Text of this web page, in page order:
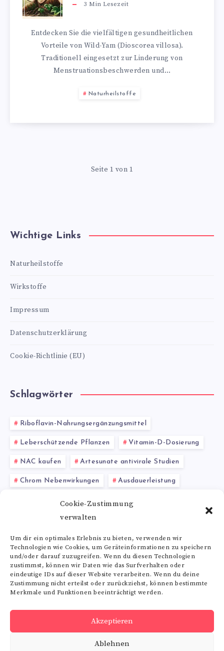
Cookie-Zustimmung
verwalten
Um dir ein optimales Erlebnis zu bieten, verwenden wir
Technologien wie Cookies, um Geräteinformationen zu speichern
und/oder darauf zuzugreifen. Wenn du diesen Technologien
zustimmst, können wir Daten wie das Surfverhalten oder
eindeutige IDs auf dieser Website verarbeiten. Wenn du deine
Zustimmung nicht erteilst oder zurückziehst, können bestimmte
Merkmale und Funktionen beeinträchtigt werden.
Akzeptieren
Ablehnen
3 Min Lesezeit
Entdecken Sie die vielfältigen gesundheitlichen
Vorteile von Wild-Yam (Dioscorea villosa).
Traditionell eingesetzt zur Linderung von
Menstruationsbeschwerden und…
Naturheilstoffe
Seite 1 von 1
Wichtige Links
Naturheilstoffe
Wirkstoffe
Impressum
Datenschutzerklärung
Cookie-Richtlinie (EU)
Schlagwörter
Riboflavin-Nahrungsergänzungsmittel
Leberschützende Pflanzen Vitamin-D-Dosierung
NAC kaufen Artesunate antivirale Studien
Chrom Nebenwirkungen Ausdauerleistung
Riboflavin-Mangel Vitamin K Quellen
5-Hydroxytryptophan (5-HTP)
Alle Schlagwörter
RSS